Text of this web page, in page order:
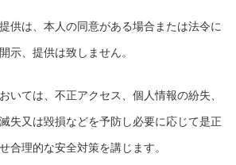
供は、本人の同意がある場合または法令に
示、提供は致しません。
いては、不正アクセス、個人情報の紛失、
失又は毀損などを予防し必要に応じて是正
合理的な安全対策を講じます。